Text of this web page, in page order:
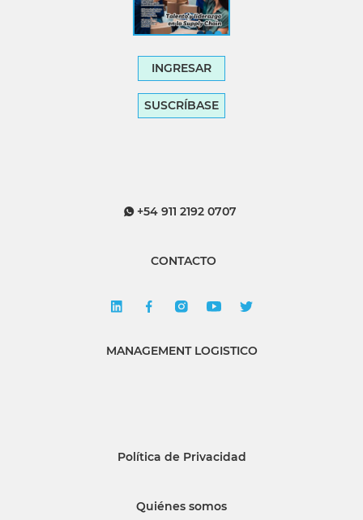
INGRESAR
SUSCRÍBASE
+54 911 2192 0707
CONTACTO
MANAGEMENT LOGISTICO
Política de Privacidad
Quiénes somos